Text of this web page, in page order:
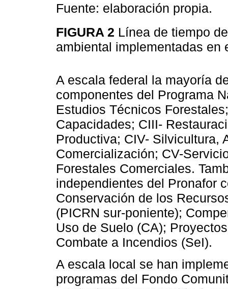
Fuente: elaboración propia.
FIGURA 2 Línea de tiempo
ambiental implementadas
A escala federal la mayoría
componentes del Programa
Estudios Técnicos
Capacidades; CIII-
Productiva; CIV- Silvicultura,
Comercialización; CV-
Forestales Comerciales.
independientes del Pronafor
Conservación de los
(PICRN sur-poniente);
Uso de Suelo (CA);
Combate a Incendios (SeI).
A escala local se han
programas del Fondo